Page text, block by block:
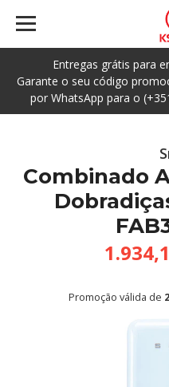
Entregas grátis para
Garante o seu código
por WhatsApp para o
Combinado
Promoção válida de